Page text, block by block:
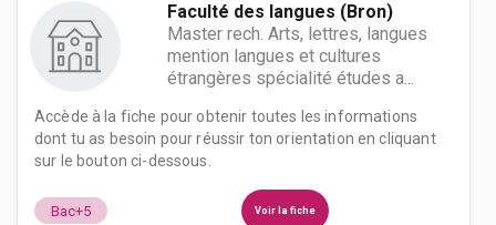
Faculté des langues (Bron)
Master rech. Arts, lettres, langues
mention langues et cultures
étrangères spécialité études a...
Accède à la fiche pour obtenir toutes les informations
dont tu as besoin pour réussir ton orientation en cliquant
sur le bouton ci-dessous.
Bac+5 Voir la fiche